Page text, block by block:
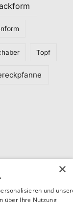
Topf
×
und
über Ihre Nutzung